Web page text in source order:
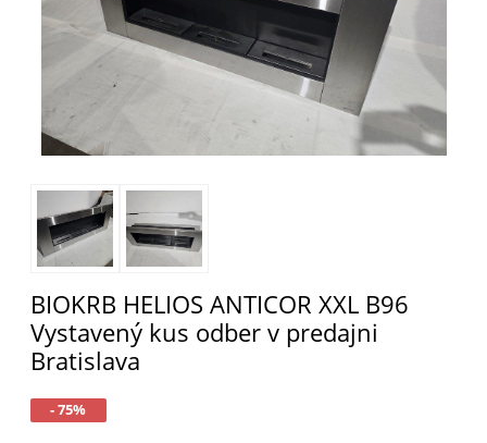
BIOKRB HELIOS ANTICOR XXL B96
Vystavený kus odber v predajni
Bratislava
- 75%